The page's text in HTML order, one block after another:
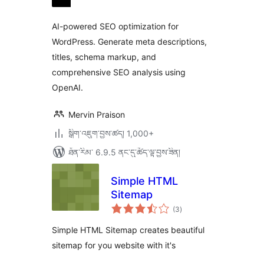
AI-powered SEO optimization for
WordPress. Generate meta descriptions,
titles, schema markup, and
comprehensive SEO analysis using
OpenAI.
Mervin Praison
སྒྲིག་འཇུག་བྱས་ཚད། 1,000+
ཐོན་རིམ་ 6.9.5 ནང་དུ་ཚོད་ལྟ་བྱས་ཟིན།
Simple HTML
Sitemap
(3གདེང་
འཇོག་
ཚང་།
)
Simple HTML Sitemap creates beautiful
sitemap for you website with it's